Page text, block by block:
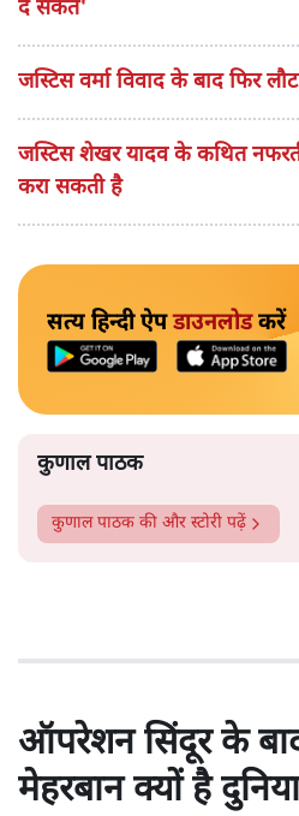
दे सकते'
जस्टिस वर्मा विवाद के बाद फिर
जस्टिस शेखर यादव के कथित
करा सकती है
सत्य हिन्दी ऐपडाउनलोडकरें
कुणाल पाठक
कुणाल पाठक की और स्टोरी पढ़ें
ऑपरेशन सिंदूर के
मेहरबान क्यों है